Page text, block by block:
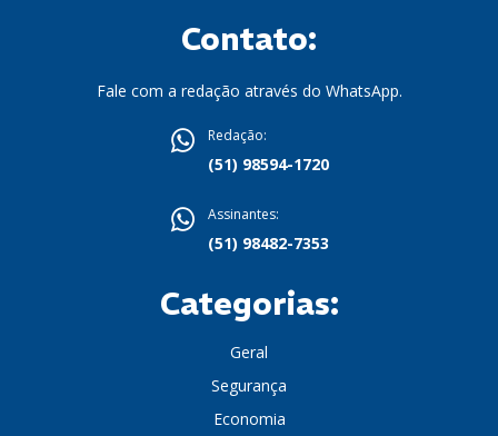
Contato:
Fale com a redação através do WhatsApp.
Redação:
(51) 98594-1720
Assinantes:
(51) 98482-7353
Categorias:
Geral
Segurança
Economia